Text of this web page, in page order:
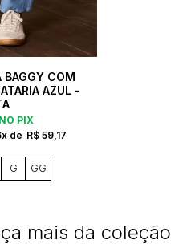
BAGGY COM
AZUL -
NO PIX
R$ 59,17
G GG
mais da coleção